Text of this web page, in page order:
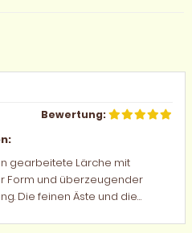
Bewertung:
gearbeitete Lärche mit
Form und überzeugender
Die feinen Äste und die